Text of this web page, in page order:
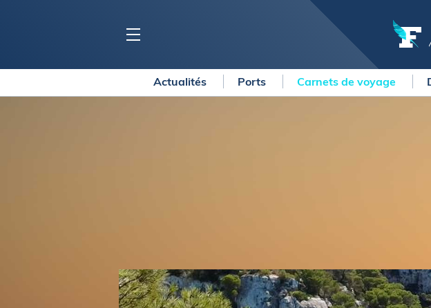
Voiliers
Bateaux à moteur
Transat Café l'Or
America's Cup
Actualités Ports Carnets de voyage